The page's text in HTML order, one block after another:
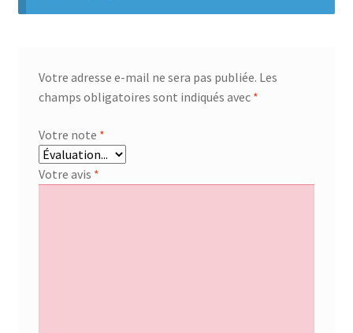
Votre adresse e-mail ne sera pas publiée. Les
champs obligatoires sont indiqués avec *
Votre note *
Votre avis *